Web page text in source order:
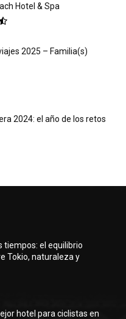
Hotel & Spa
2025 – Familia(s)
2024: el año de los retos
tiempos: el equilibrio
Tokio, naturaleza y
hotel para ciclistas en